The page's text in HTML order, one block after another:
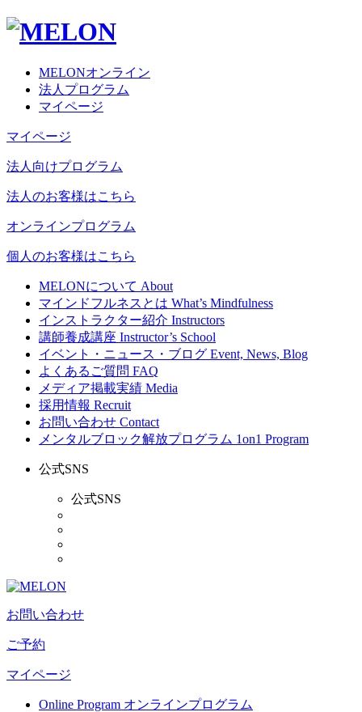
MELONオンライン
法人プログラム
マイページ
マイページ
法人向けプログラム
法人のお客様はこちら
オンラインプログラム
個人のお客様はこちら
MELONについて About
マインドフルネスとは What’s Mindfulness
インストラクター紹介 Instructors
講師養成講座 Instructor’s School
イベント・ニュース・ブログ Event, News, Blog
よくあるご質問 FAQ
メディア掲載実績 Media
採用情報 Recruit
お問い合わせ Contact
メンタルブロック解放プログラム 1on1 Program
公式SNS
公式SNS
お問い合わせ
ご予約
マイページ
Online Program オンラインプログラム